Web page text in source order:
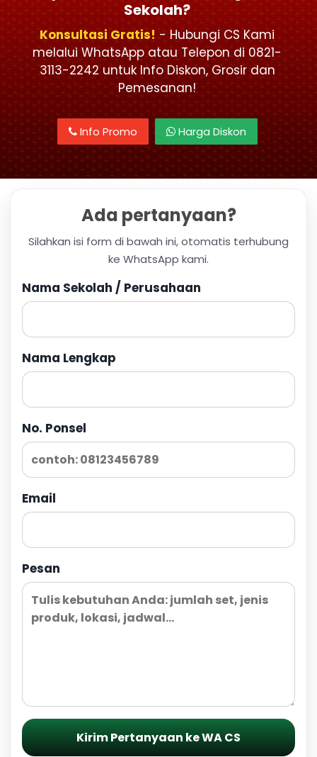
Sekolah?
Konsultasi Gratis! - Hubungi CS Kami
melalui WhatsApp atau Telepon di 0821-
3113-2242 untuk Info Diskon, Grosir dan
Pemesanan!
Info Promo Harga Diskon
Ada pertanyaan?
Silahkan isi form di bawah ini, otomatis terhubung
ke WhatsApp kami.
Nama Sekolah / Perusahaan
Nama Lengkap
No. Ponsel
Email
Pesan
Kirim Pertanyaan ke WA CS